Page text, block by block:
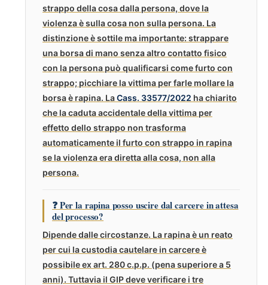
strappo della cosa dalla persona, dove la
violenza è sulla cosa non sulla persona. La
distinzione è sottile ma importante: strappare
una borsa di mano senza altro contatto fisico
con la persona può qualificarsi come furto con
strappo; picchiare la vittima per farle mollare la
borsa è rapina. LaCass. 33577/2022 ha chiarito
che la caduta accidentale della vittima per
effetto dello strappo non trasforma
automaticamente il furto con strappo in rapina
se la violenza era diretta alla cosa, non alla
persona.
❓ Per la rapina posso uscire dal carcere in attesa
del processo?
Dipende dalle circostanze. La rapina è un reato
per cui la custodia cautelare in carcere è
possibile ex art. 280 c.p.p. (pena superiore a 5
anni). Tuttavia il GIP deve verificare i tre